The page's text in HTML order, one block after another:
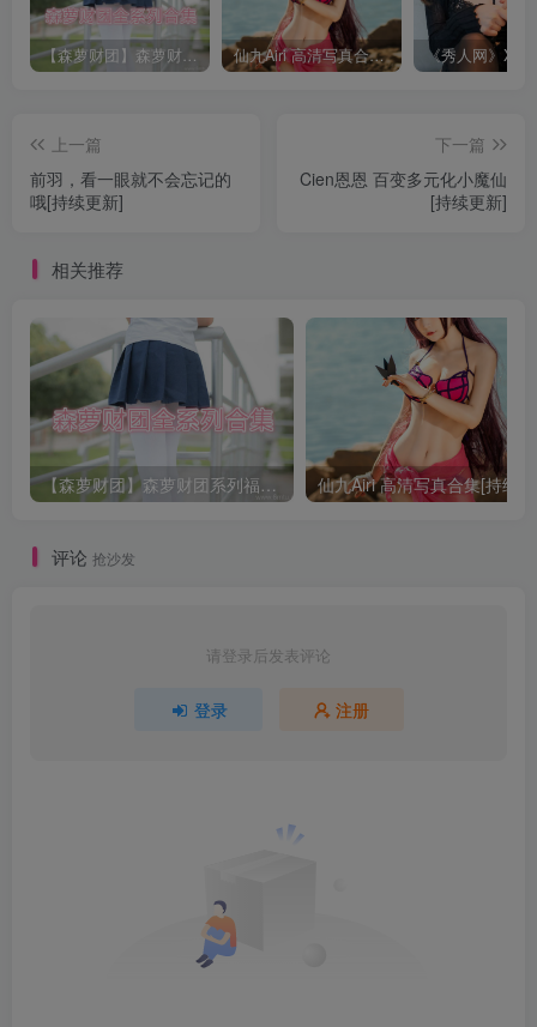
【森萝财团】森萝财团系列福利原版无水印合集下载[与本站内容同步更新] 仙九Airi 高清写真合集[持续更新]
上一篇
前羽，看一眼就不会忘记的
哦[持续更新]
下一篇
Cien恩恩 百变多元化小魔仙
[持续更新]
相关推荐
【森萝财团】森萝财团系列福利原版无水印合集下载[与本站内容同步更新] 仙九Airi 高清写真合集[持续
评论 抢沙发
请登录后发表评论
登录 注册